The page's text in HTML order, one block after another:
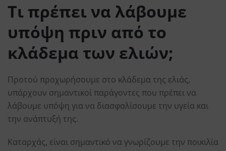
Τι πρέπει να λάβουμε
υπόψη πριν από το
κλάδεμα των ελιών;
Προτού προχωρήσουμε στο κλάδεμα της ελιάς,
υπάρχουν σημαντικοί παράγοντες που πρέπει να
λάβουμε υπόψη για να διασφαλίσουμε την υγεία και
την ανάπτυξή της.
Καταρχάς, είναι σημαντικό να γνωρίζουμε την ποικιλία